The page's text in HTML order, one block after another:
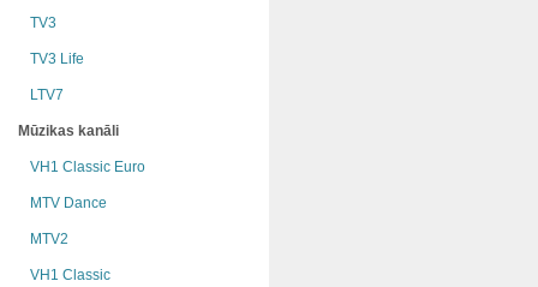
TV3
TV3 Life
LTV7
Mūzikas kanāli
VH1 Classic Euro
MTV Dance
MTV2
VH1 Classic